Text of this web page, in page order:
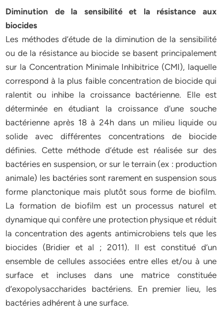
Diminution de la sensibilité et la résistance aux
biocides
Les méthodes d’étude de la diminution de la sensibilité
ou de la résistance au biocide se basent principalement
sur la Concentration Minimale Inhibitrice (CMI), laquelle
correspond à la plus faible concentration de biocide qui
ralentit ou inhibe la croissance bactérienne. Elle est
déterminée en étudiant la croissance d’une souche
bactérienne après 18 à 24h dans un milieu liquide ou
solide avec différentes concentrations de biocide
définies. Cette méthode d’étude est réalisée sur des
bactéries en suspension, or sur le terrain (ex : production
animale) les bactéries sont rarement en suspension sous
forme planctonique mais plutôt sous forme de biofilm.
La formation de biofilm est un processus naturel et
dynamique qui confère une protection physique et réduit
la concentration des agents antimicrobiens tels que les
biocides (Bridier et al ; 2011). Il est constitué d’un
ensemble de cellules associées entre elles et/ou à une
surface et incluses dans une matrice constituée
d’exopolysaccharides bactériens. En premier lieu, les
bactéries adhérent à une surface.